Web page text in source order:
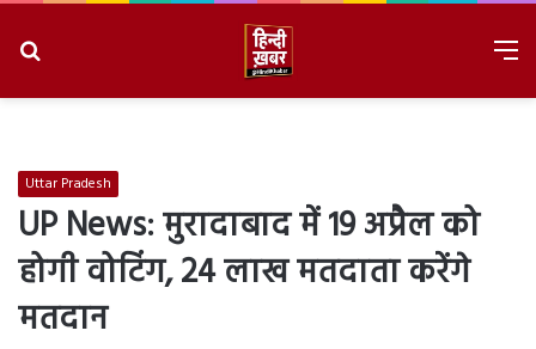
Uttar Pradesh
UP News: मुरादाबाद में 19 अप्रैल को
होगी वोटिंग, 24 लाख मतदाता करेंगे
मतदान